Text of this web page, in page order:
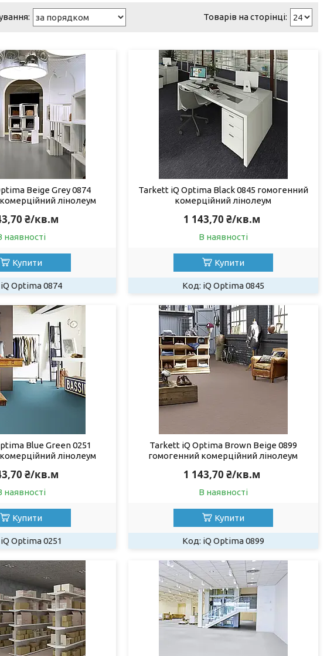
Beige Grey 0874
лінолеум
₴/кв.м
наявності
Купити
iQ Optima 0874
Tarkett iQ Optima Black 0845 гомогенний
комерційний лінолеум
1 143,70 ₴/кв.м
В наявності
Купити
iQ Optima 0845
Blue Green 0251
лінолеум
₴/кв.м
наявності
Купити
iQ Optima 0251
Tarkett iQ Optima Brown Beige 0899
гомогенний комерційний лінолеум
1 143,70 ₴/кв.м
В наявності
Купити
iQ Optima 0899